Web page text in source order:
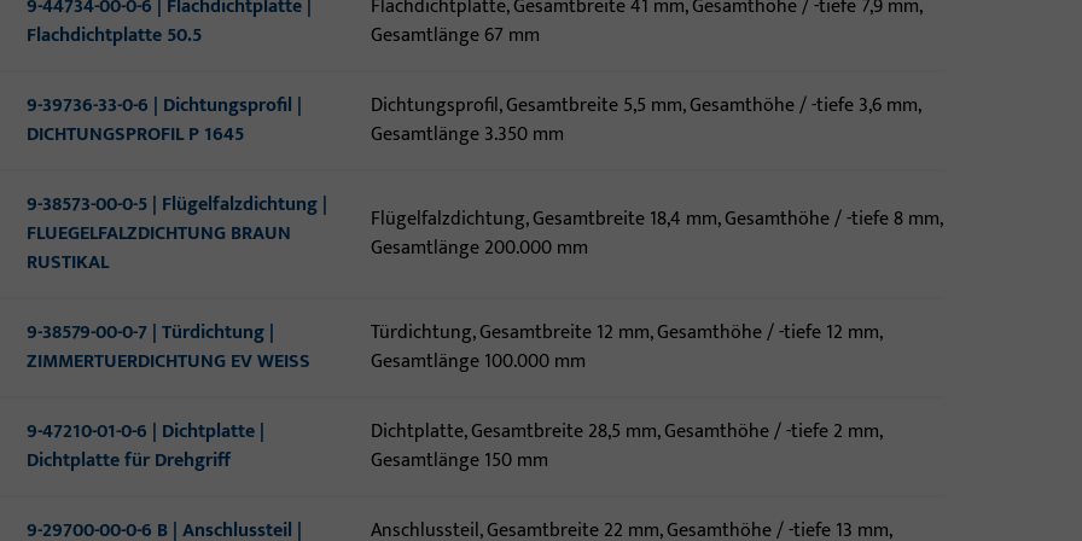
9-44734-00-0-6 | Flachdichtplatte |
Flachdichtplatte 50.5
Flachdichtplatte, Gesamtbreite 41 mm, Gesamthöhe / -tiefe 7,9 mm,
Gesamtlänge 67 mm
9-39736-33-0-6 | Dichtungsprofil |
DICHTUNGSPROFIL P 1645
Dichtungsprofil, Gesamtbreite 5,5 mm, Gesamthöhe / -tiefe 3,6 mm,
Gesamtlänge 3.350 mm
9-38573-00-0-5 | Flügelfalzdichtung |
FLUEGELFALZDICHTUNG BRAUN
RUSTIKAL
Flügelfalzdichtung, Gesamtbreite 18,4 mm, Gesamthöhe / -tiefe 8 mm,
Gesamtlänge 200.000 mm
9-38579-00-0-7 | Türdichtung |
ZIMMERTUERDICHTUNG EV WEISS
Türdichtung, Gesamtbreite 12 mm, Gesamthöhe / -tiefe 12 mm,
Gesamtlänge 100.000 mm
9-47210-01-0-6 | Dichtplatte |
Dichtplatte für Drehgriff
Dichtplatte, Gesamtbreite 28,5 mm, Gesamthöhe / -tiefe 2 mm,
Gesamtlänge 150 mm
9-29700-00-0-6 B | Anschlussteil |
Anschlussteil, Gesamtbreite 22 mm, Gesamthöhe / -tiefe 13 mm,